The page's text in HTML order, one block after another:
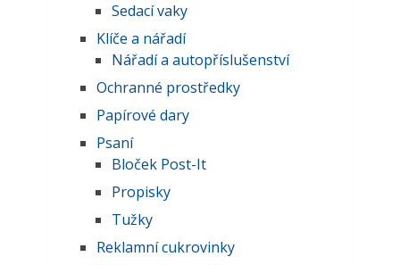
Sedací vaky
Klíče a nářadí
Nářadí a autopříslušenství
Ochranné prostředky
Papírové dary
Psaní
Bloček Post-It
Propisky
Tužky
Reklamní cukrovinky